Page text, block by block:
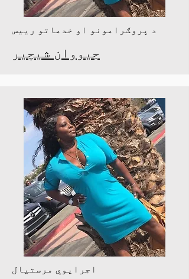
د پروګرامونو او خدماتو رییس
جیووان شیچیر
اجرایوي مرستیال